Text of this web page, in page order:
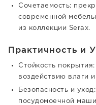
Сочетаемость:
современной
из коллекции Serax.
Практичность и
Стойкость
воздействию влаги и
Безопасность и
посудомоечной